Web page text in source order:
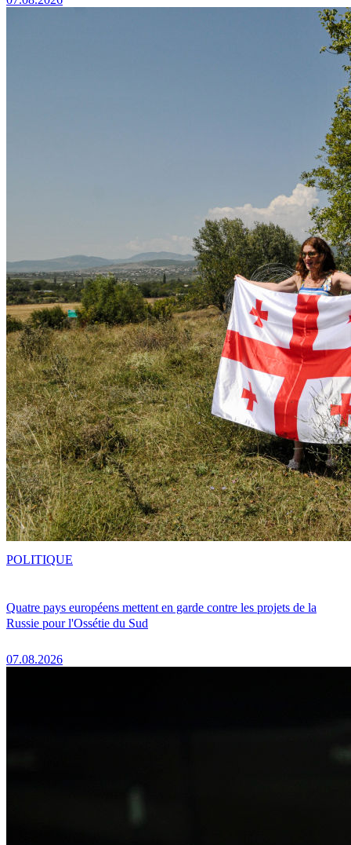
Quatre pays européens mettent en garde contre les projets de la
Russie pour l'Ossétie du Sud
07.08.2026
POLITIQUE